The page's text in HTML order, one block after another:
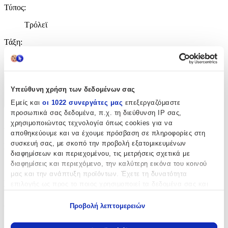
Υπεύθυνη χρήση των δεδομένων σας
Εμείς και οι 1022 συνεργάτες μας επεξεργαζόμαστε
προσωπικά σας δεδομένα, π.χ. τη διεύθυνση IP σας,
χρησιμοποιώντας τεχνολογία όπως cookies για να
αποθηκεύουμε και να έχουμε πρόσβαση σε πληροφορίες στη
συσκευή σας, με σκοπό την προβολή εξατομικευμένων
διαφημίσεων και περιεχομένου, τις μετρήσεις σχετικά με
διαφημίσεις και περιεχόμενο, την καλύτερη εικόνα του κοινού
μας και την ανάπτυξη προϊόντων. Έχετε τη δυνατότητα
Να συλλέξουμε πληροφορίες σχετικά με τη γεωγραφική
Προβολή λεπτομερειών
Τύπος:
Τρόλεϊ
Τάξη:
Χαρακτηριστικά
+
Χαρακτηριστικά
Κατασκευαστής :
Graffiti
Πολύχρωμο